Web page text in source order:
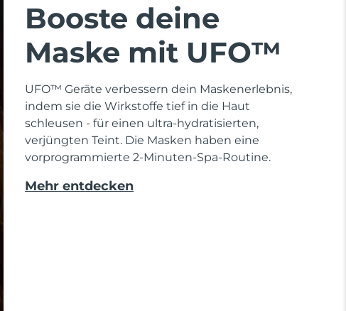
Booste deine
Maske mit UFO™
UFO™ Geräte verbessern dein Maskenerlebnis,
indem sie die Wirkstoffe tief in die Haut
schleusen - für einen ultra-hydratisierten,
verjüngten Teint. Die Masken haben eine
vorprogrammierte 2-Minuten-Spa-Routine.
Mehr entdecken